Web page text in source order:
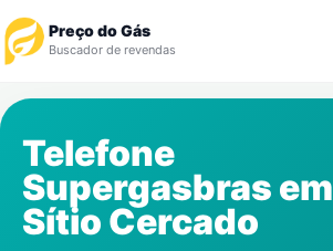
Preço do Gás
Buscador de revendas
Revendedor
Notícias
Telefone
Supergasbras em
Sítio Cercado